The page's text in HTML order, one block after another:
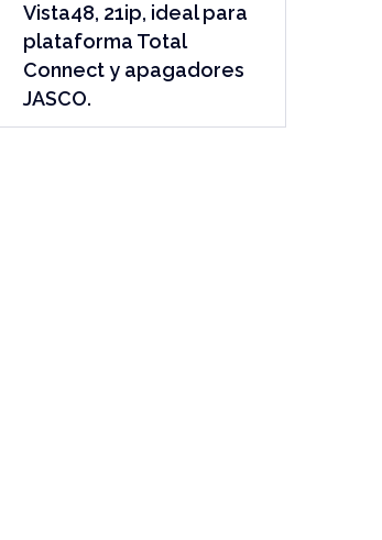
Vista48, 21ip, ideal para
plataforma Total
Connect y apagadores
JASCO.